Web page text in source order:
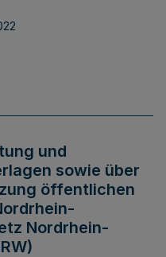
und
sowie über
öffentlichen
Nordrhein-